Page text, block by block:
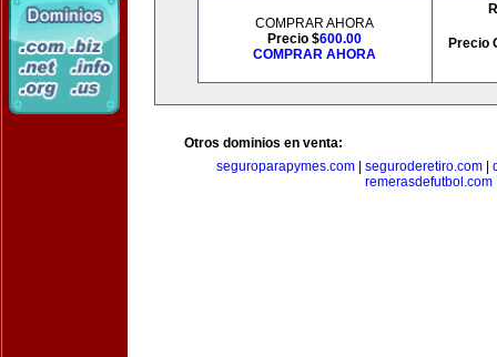
COMPRAR AHORA
Precio $600.00
COMPRAR AHORA
Precio
Otros dominios en venta:
seguroparapymes.com| seguroderetiro.com|
remerasdefutbol.com